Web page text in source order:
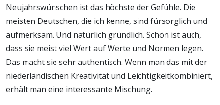
Neujahrswünschen ist das höchste der Gefühle. Die
meisten Deutschen, die ich kenne, sind fürsorglich und
aufmerksam. Und natürlich gründlich. Schön ist auch,
dass sie meist viel Wert auf Werte und Normen legen.
Das macht sie sehr authentisch. Wenn man das mit der
niederländischen Kreativität und Leichtigkeitkombiniert,
erhält man eine interessante Mischung.